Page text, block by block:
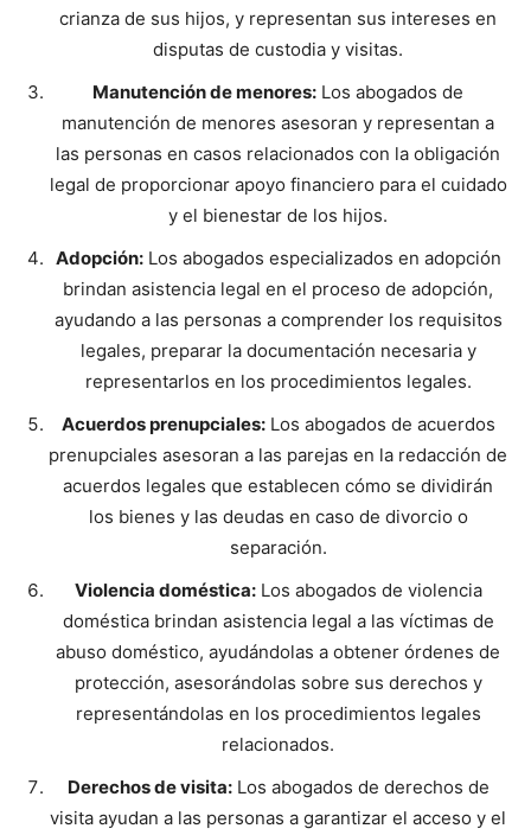
crianza de sus hijos, y representan sus intereses en
disputas de custodia y visitas.
Manutención de menores: Los abogados de
manutención de menores asesoran y representan a
las personas en casos relacionados con la obligación
legal de proporcionar apoyo financiero para el cuidado
y el bienestar de los hijos.
Adopción:Los abogados especializados en adopción
brindan asistencia legal en el proceso de adopción,
ayudando a las personas a comprender los requisitos
legales, preparar la documentación necesaria y
representarlos en los procedimientos legales.
Acuerdos prenupciales:Los abogados de acuerdos
prenupciales asesoran a las parejas en la redacción de
acuerdos legales que establecen cómo se dividirán
los bienes y las deudas en caso de divorcio o
separación.
Violencia doméstica:Los abogados de violencia
doméstica brindan asistencia legal a las víctimas de
abuso doméstico, ayudándolas a obtener órdenes de
protección, asesorándolas sobre sus derechos y
representándolas en los procedimientos legales
relacionados.
Derechos de visita:Los abogados de derechos de
visita ayudan a las personas a garantizar el acceso y el